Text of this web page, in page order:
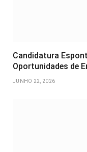
Candidatura
Oportunidades de
JUNHO 22, 2026